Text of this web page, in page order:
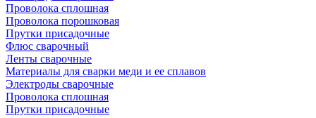
Проволока сплошная
Проволока порошковая
Прутки присадочные
Флюс сварочный
Ленты сварочные
Материалы для сварки меди и ее сплавов
Электроды сварочные
Проволока сплошная
Прутки присадочные